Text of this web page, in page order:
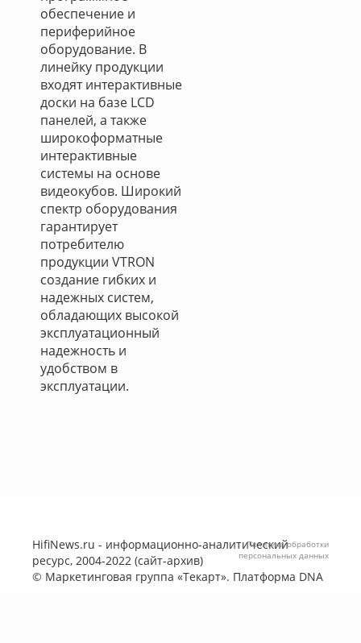
обеспечение и
периферийное
оборудование. В
линейку продукции
входят интерактивные
доски на базе LCD
панелей, а также
широкоформатные
интерактивные
системы на основе
видеокубов. Широкий
спектр оборудования
гарантирует
потребителю
продукции VTRON
создание гибких и
надежных систем,
обладающих высокой
эксплуатационный
надежность и
удобством в
эксплуатации.
HifiNews.ru - информационно-аналитический
ресурс, 2004-2022 (сайт-архив)
© Маркетинговая группа «Текарт». Платформа DNA
Политика обработки
персональных данных